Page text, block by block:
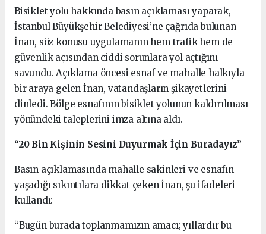
Bisiklet yolu hakkında basın açıklaması yaparak,
İstanbul Büyükşehir Belediyesi’ne çağrıda bulunan
İnan, söz konusu uygulamanın hem trafik hem de
güvenlik açısından ciddi sorunlara yol açtığını
savundu. Açıklama öncesi esnaf ve mahalle halkıyla
bir araya gelen İnan, vatandaşların şikayetlerini
dinledi. Bölge esnafının bisiklet yolunun kaldırılması
yönündeki taleplerini imza altına aldı.
“20 Bin Kişinin Sesini Duyurmak İçin Buradayız”
Basın açıklamasında mahalle sakinleri ve esnafın
yaşadığı sıkıntılara dikkat çeken İnan, şu ifadeleri
kullandı:
“Bugün burada toplanmamızın amacı; yıllardır bu